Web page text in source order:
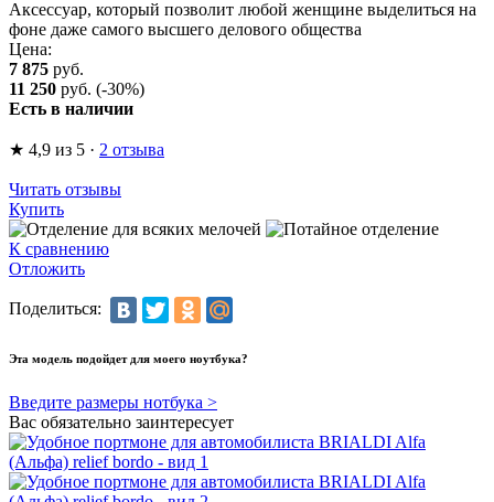
Аксессуар, который позволит любой женщине выделиться на
фоне даже самого высшего делового общества
Цена:
7 875 руб.
11 250 руб. (-30%)
Есть в наличии
★ 4,9 из 5 · 2 отзыва
Читать отзывы
Купить
К сравнению
Отложить
Поделиться:
Эта модель подойдет для моего ноутбука?
Введите размеры нотбука >
Вас обязательно заинтересует